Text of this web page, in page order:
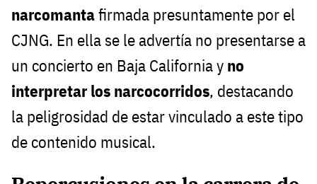
narcomantafirmada presuntamente por el
CJNG. En ella se le advertía no presentarse a
un concierto en Baja California y no
interpretar los narcocorridos, destacando
la peligrosidad de estar vinculado a este tipo
de contenido musical.